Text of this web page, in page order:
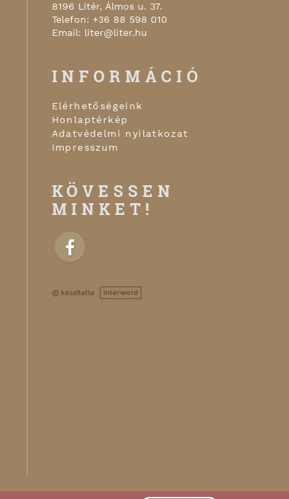
8196 Litér, Álmos u. 37.
Telefon: +36 88 598 010
Email: liter@liter.hu
INFORMÁCIÓ
Elérhetőségeink
Honlaptérkép
Adatvédelmi nyilatkozat
Impresszum
KÖVESSEN
MINKET!